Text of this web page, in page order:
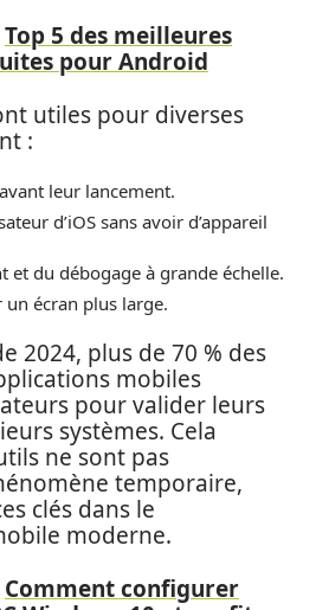
Top 5 des meilleures
pour Android
utiles pour diverses
:
leur lancement.
d’iOS sans avoir d’appareil
et du débogage à grande échelle.
un écran plus large.
2024, plus de 70 % des
mobiles
pour valider leurs
systèmes. Cela
ne sont pas
temporaire,
clés dans le
moderne.
Comment configurer